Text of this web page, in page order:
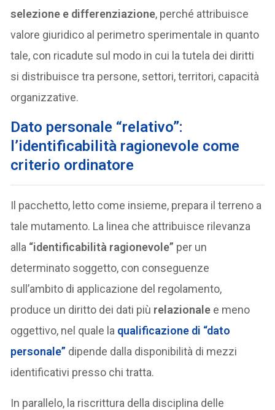
selezione e differenziazione, perché attribuisce
valore giuridico al perimetro sperimentale in quanto
tale, con ricadute sul modo in cui la tutela dei diritti
si distribuisce tra persone, settori, territori, capacità
organizzative.
Dato personale “relativo”:
l’identificabilità ragionevole come
criterio ordinatore
Il pacchetto, letto come insieme, prepara il terreno a
tale mutamento. La linea che attribuisce rilevanza
alla “identificabilità ragionevole” per un
determinato soggetto, con conseguenze
sull’ambito di applicazione del regolamento,
produce un diritto dei dati più relazionale e meno
oggettivo, nel quale la qualificazione di “dato
personale” dipende dalla disponibilità di mezzi
identificativi presso chi tratta.
In parallelo, la riscrittura della disciplina delle